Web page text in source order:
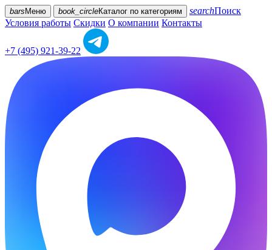
bars Меню book_circleКаталог по категориям searchПоиск
Условия работы Скидки О компании Контакты
+7 (495) 921-39-22